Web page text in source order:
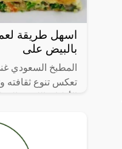
اسهل طريقة
بالبيض على
المطبخ السعودي
تعكس تنوع ثقافته